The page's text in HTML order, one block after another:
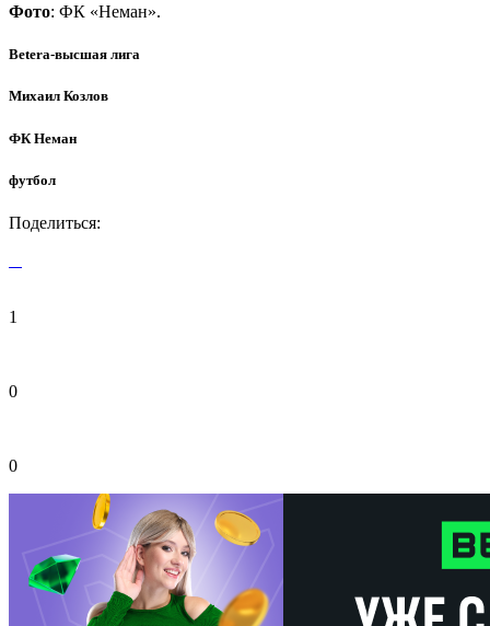
Фото: ФК «Неман».
Betera-высшая лига
Михаил Козлов
ФК Неман
футбол
Поделиться:
1
0
0